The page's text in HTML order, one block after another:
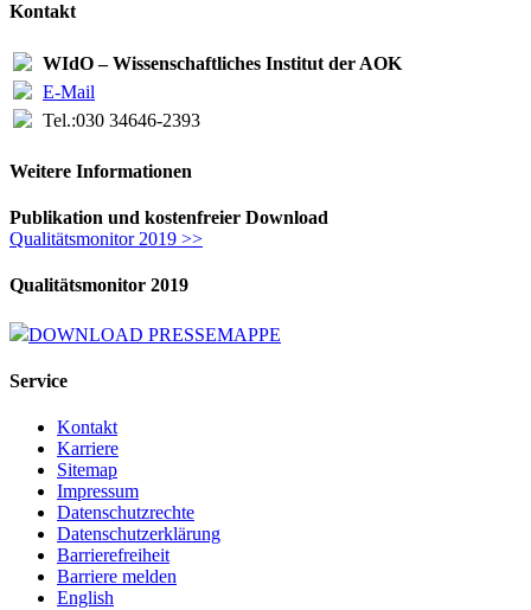
Kontakt
WIdO – Wissenschaftliches Institut der AOK
E-Mail
Tel.:030 34646-2393
Weitere Informationen
Publikation und kostenfreier Download
Qualitätsmonitor 2019 >>
Qualitätsmonitor 2019
DOWNLOAD PRESSEMAPPE
Service
Kontakt
Karriere
Sitemap
Impressum
Datenschutzrechte
Datenschutzerklärung
Barrierefreiheit
Barriere melden
English